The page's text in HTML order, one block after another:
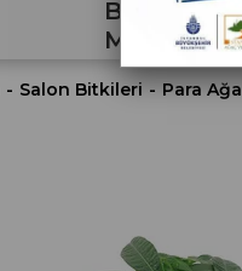
Bahçe
Salon Bitkileri Para